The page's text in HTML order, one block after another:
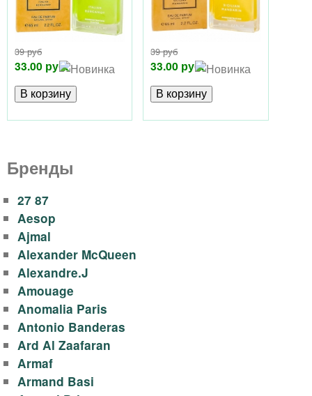
ф
ю
м
р
и
и
A
r
o
m
р
х
у
39 руб
33.00 руб.
39 руб
33.00 руб.
Бренды
27 87
Aesop
Ajmal
Alexander McQueen
Alexandre.J
Amouage
Anomalia Paris
Antonio Banderas
Ard Al Zaafaran
Armaf
Armand Basi